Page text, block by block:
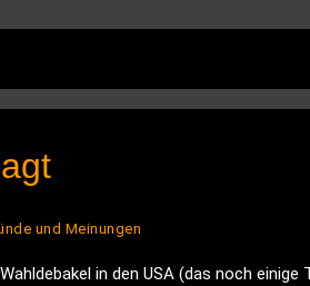
und Meinungen
in den USA (das noch